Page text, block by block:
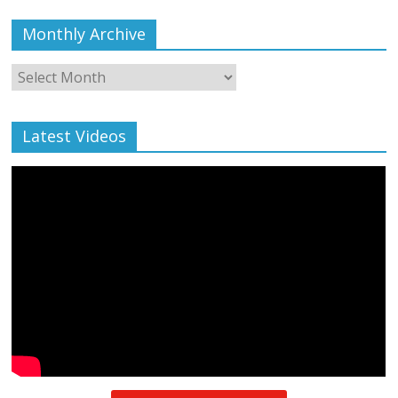
Monthly Archive
Monthly
Archive
Latest Videos